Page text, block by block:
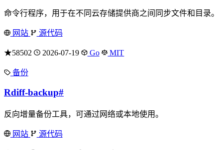
命令行程序，用于在不同云存储提供商之间同步文件和目录。
网站 源代码
★58502 2026-07-19 Go MIT
备份
Rdiff-backup#
反向增量备份工具，可通过网络或本地使用。
网站 源代码